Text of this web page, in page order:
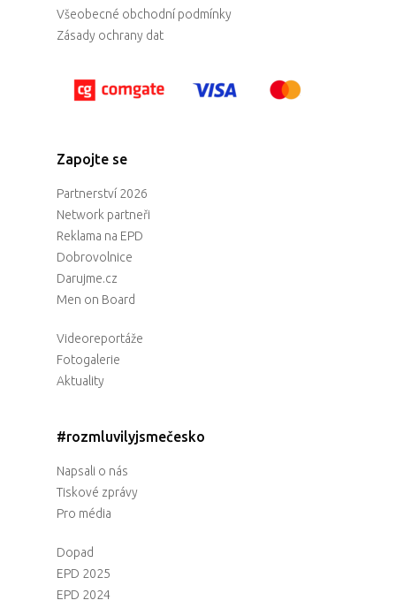
Všeobecné obchodní podmínky
Zásady ochrany dat
Zapojte se
Partnerství 2026
Network partneři
Reklama na EPD
Dobrovolnice
Darujme.cz
Men on Board
Videoreportáže
Fotogalerie
Aktuality
#rozmluvilyjsmečesko
Napsali o nás
Tiskové zprávy
Pro média
Dopad
EPD 2025
EPD 2024